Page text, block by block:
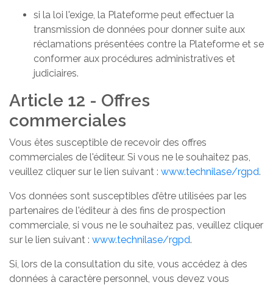
si la loi l'exige, la Plateforme peut effectuer la
transmission de données pour donner suite aux
réclamations présentées contre la Plateforme et se
conformer aux procédures administratives et
judiciaires.
Article 12 - Offres
commerciales
Vous êtes susceptible de recevoir des offres
commerciales de l'éditeur. Si vous ne le souhaitez pas,
veuillez cliquer sur le lien suivant : www.technilase/rgpd.
Vos données sont susceptibles d’être utilisées par les
partenaires de l'éditeur à des fins de prospection
commerciale, si vous ne le souhaitez pas, veuillez cliquer
sur le lien suivant : www.technilase/rgpd.
Si, lors de la consultation du site, vous accédez à des
données à caractère personnel, vous devez vous